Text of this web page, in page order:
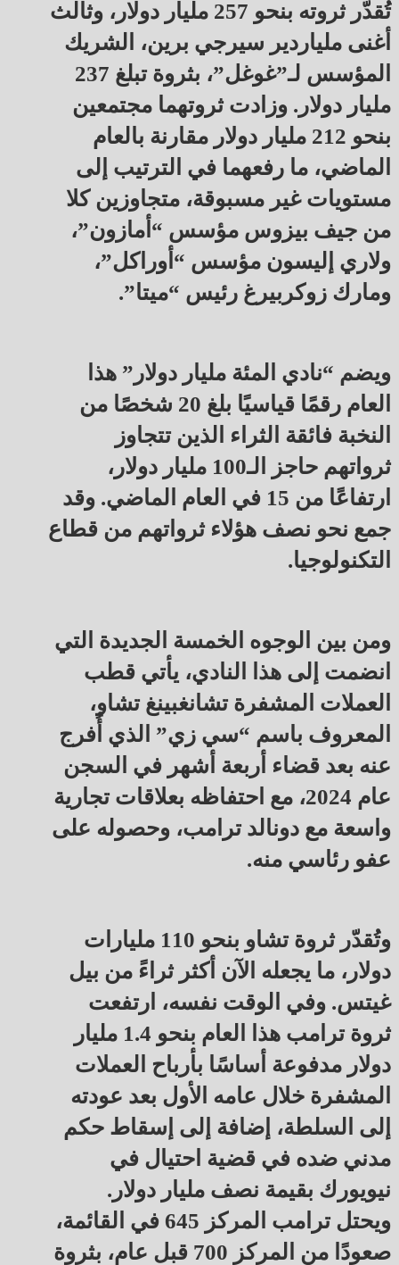
تُقدّر ثروته بنحو 257 مليار دولار، وثالث
أغنى ملياردير سيرجي برين، الشريك
المؤسس لـ”غوغل”، بثروة تبلغ 237
مليار دولار. وزادت ثروتهما مجتمعين
بنحو 212 مليار دولار مقارنة بالعام
الماضي، ما رفعهما في الترتيب إلى
مستويات غير مسبوقة، متجاوزين كلا
من جيف بيزوس مؤسس “أمازون”،
ولاري إليسون مؤسس “أوراكل”،
ومارك زوكربيرغ رئيس “ميتا”.
ويضم “نادي المئة مليار دولار” هذا
العام رقمًا قياسيًا بلغ 20 شخصًا من
النخبة فائقة الثراء الذين تتجاوز
ثرواتهم حاجز الـ100 مليار دولار،
ارتفاعًا من 15 في العام الماضي. وقد
جمع نحو نصف هؤلاء ثرواتهم من قطاع
التكنولوجيا.
ومن بين الوجوه الخمسة الجديدة التي
انضمت إلى هذا النادي، يأتي قطب
العملات المشفرة تشانغبينغ تشاو،
المعروف باسم “سي زي” الذي أُفرج
عنه بعد قضاء أربعة أشهر في السجن
عام 2024، مع احتفاظه بعلاقات تجارية
واسعة مع دونالد ترامب، وحصوله على
عفو رئاسي منه.
وتُقدّر ثروة تشاو بنحو 110 مليارات
دولار، ما يجعله الآن أكثر ثراءً من بيل
غيتس. وفي الوقت نفسه، ارتفعت
ثروة ترامب هذا العام بنحو 1.4 مليار
دولار مدفوعة أساسًا بأرباح العملات
المشفرة خلال عامه الأول بعد عودته
إلى السلطة، إضافة إلى إسقاط حكم
مدني ضده في قضية احتيال في
نيويورك بقيمة نصف مليار دولار.
ويحتل ترامب المركز 645 في القائمة،
صعودًا من المركز 700 قبل عام، بثروة